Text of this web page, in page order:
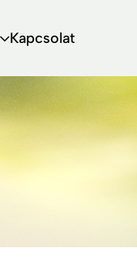
Kapcsolat